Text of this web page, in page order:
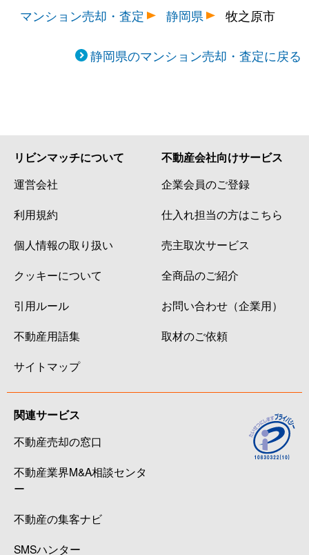
マンション売却・査定
静岡県 牧之原市
静岡県のマンション売却・査定に戻る
リビンマッチについて
運営会社
利用規約
個人情報の取り扱い
クッキーについて
引用ルール
不動産用語集
サイトマップ
不動産会社向けサービス
企業会員のご登録
仕入れ担当の方はこちら
売主取次サービス
全商品のご紹介
お問い合わせ（企業用）
取材のご依頼
関連サービス
不動産売却の窓口
不動産業界M&A相談センタ
ー
不動産の集客ナビ
SMSハンター